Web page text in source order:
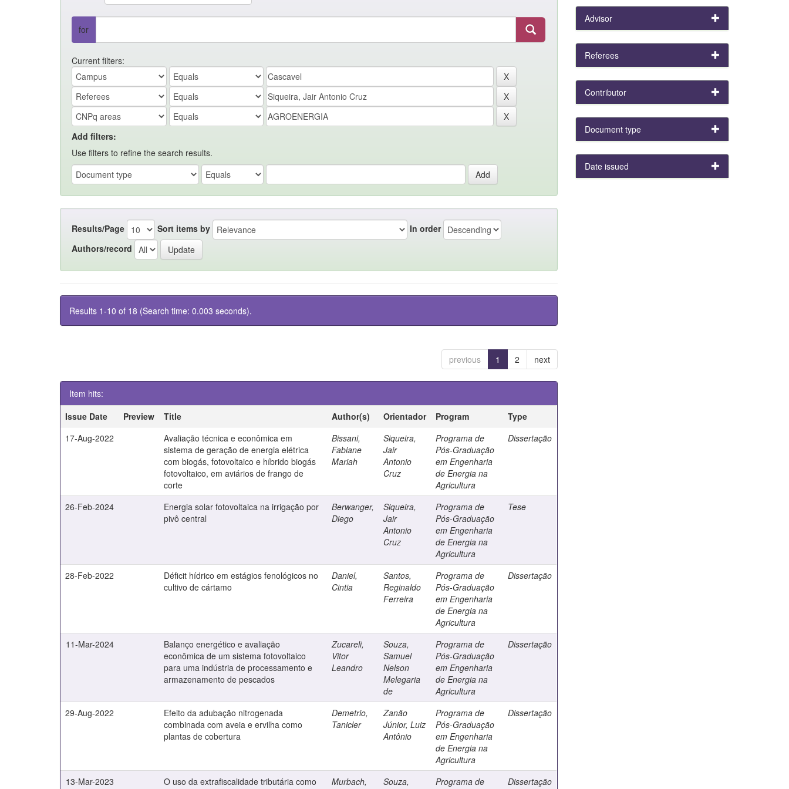
for
Current filters:
Add filters:
Use filters to refine the search results.
Results/Page Sort items by
In order
Authors/record
Results 1-10 of 18 (Search time: 0.003 seconds).
previous 1 2 next
Item hits:
Issue Date
Preview Title Author(s) Orientador Program
Type
17-Aug-2022
Avaliação técnica e econômica em
sistema de geração de energia elétrica
com biogás, fotovoltaico e híbrido biogás
fotovoltaico, em aviários de frango de
corte
Bissani,
Fabiane
Mariah
Siqueira,
Jair
Antonio
Cruz
Programa de
Pós-Graduação
em Engenharia
de Energia na
Agricultura
Dissertação
26-Feb-2024
Energia solar fotovoltaica na irrigação por
pivô central
Berwanger,
Diego
Siqueira,
Jair
Antonio
Cruz
Programa de
Pós-Graduação
em Engenharia
de Energia na
Agricultura
Tese
28-Feb-2022
Déficit hídrico em estágios fenológicos no
cultivo de cártamo
Daniel,
Cintia
Santos,
Reginaldo
Ferreira
Programa de
Pós-Graduação
em Engenharia
de Energia na
Agricultura
Dissertação
11-Mar-2024
Balanço energético e avaliação
econômica de um sistema fotovoltaico
para uma indústria de processamento e
armazenamento de pescados
Zucareli,
Vitor
Leandro
Souza,
Samuel
Nelson
Melegaria
de
Programa de
Pós-Graduação
em Engenharia
de Energia na
Agricultura
Dissertação
29-Aug-2022
Efeito da adubação nitrogenada
combinada com aveia e ervilha como
plantas de cobertura
Demetrio,
Tanicler
Zanão
Júnior, Luiz
Antônio
Programa de
Pós-Graduação
em Engenharia
de Energia na
Agricultura
Dissertação
13-Mar-2023
O uso da extrafiscalidade tributária como
Murbach,
Souza,
Programa de
Dissertação
Advisor
Referees
Contributor
Document type
Date issued